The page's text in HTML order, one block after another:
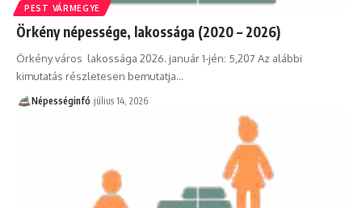
PEST VÁRMEGYE
Örkény népessége, lakossága (2020 – 2026)
Örkény város lakossága 2026. január 1-jén: 5,207 Az alábbi
kimutatás részletesen bemutatja…
Népességinfó július 14, 2026